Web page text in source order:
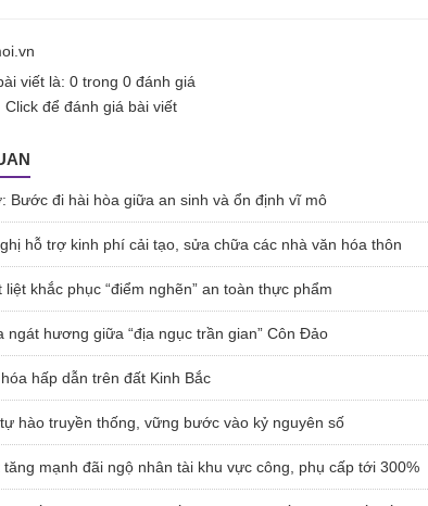
viết là: 0 trong 0 đánh giá
Click để đánh giá bài viết
Bước đi hài hòa giữa an sinh và ổn định vĩ mô
hỗ trợ kinh phí cải tạo, sửa chữa các nhà văn hóa thôn
khắc phục “điểm nghẽn” an toàn thực phẩm
ngát hương giữa “địa ngục trần gian” Côn Đảo
hấp dẫn trên đất Kinh Bắc
hào truyền thống, vững bước vào kỷ nguyên số
tăng mạnh đãi ngộ nhân tài khu vực công, phụ cấp tới 300%